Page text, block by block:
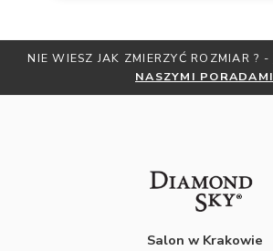
NIE WIESZ JAK ZMIERZYĆ ROZMIAR ? -
NASZYMI PORADAMI
Salon w Krakowie